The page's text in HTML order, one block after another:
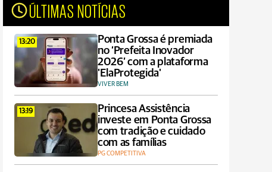
ÚLTIMAS NOTÍCIAS
13:20
Ponta Grossa é premiada
no ‘Prefeita Inovador
2026’ com a plataforma
'ElaProtegida'
VIVER BEM
13:19
Princesa Assistência
investe em Ponta Grossa
com tradição e cuidado
com as famílias
PG COMPETITIVA